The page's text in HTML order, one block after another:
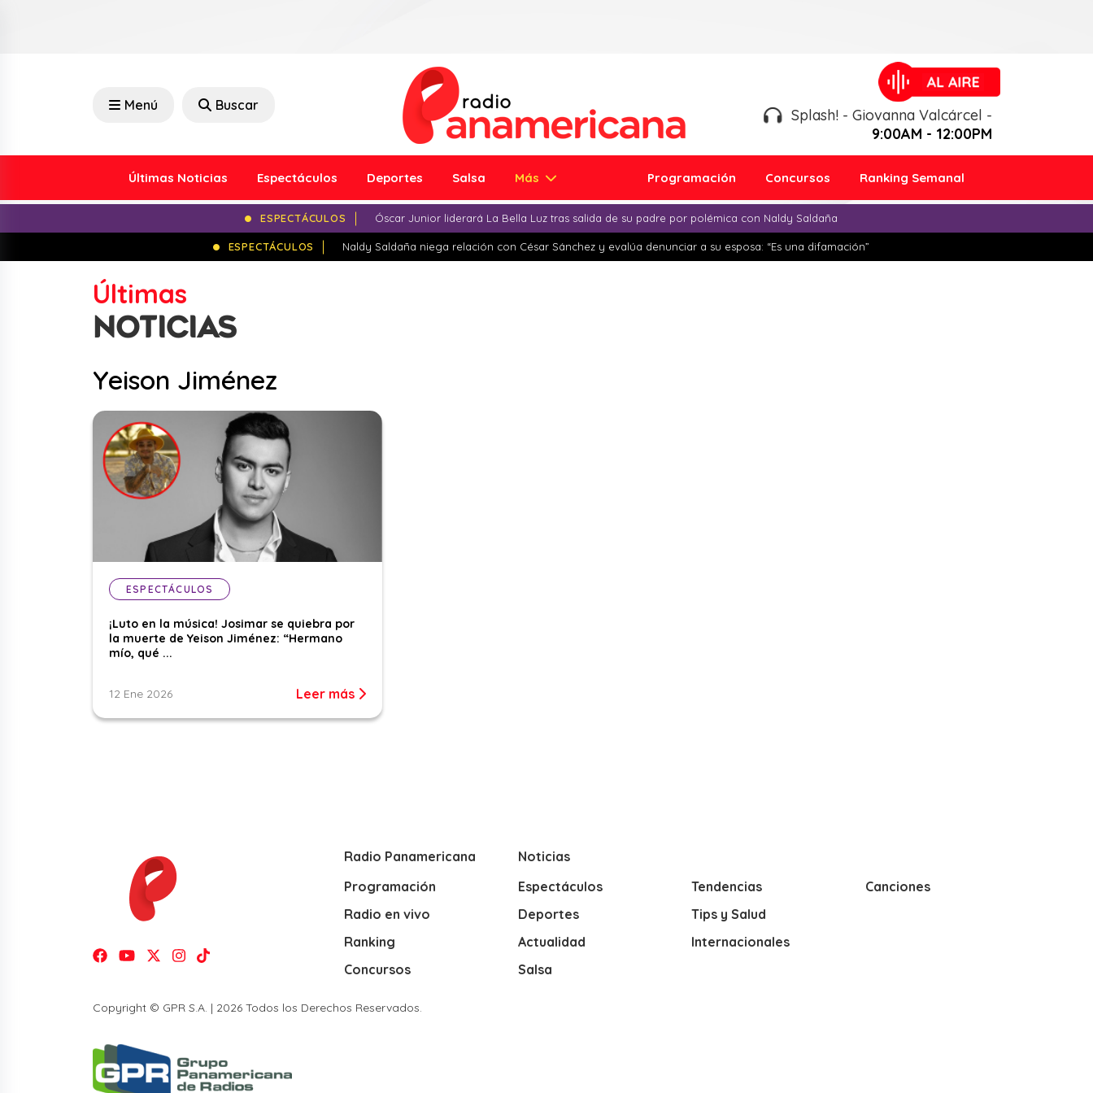
Menú Buscar
Splash! - Giovanna Valcárcel -
9:00AM - 12:00PM
Últimas Noticias Espectáculos Deportes Salsa Más Programación Concursos Ranking Semanal
ESPECTÁCULOS Óscar Junior liderará La Bella Luz tras salida de su padre por polémica con Naldy Saldaña
ESPECTÁCULOS Naldy Saldaña niega relación con César Sánchez y evalúa denunciar a su esposa: “Es una difamación”
Últimas
NOTICIAS
Yeison Jiménez
ESPECTÁCULOS
¡Luto en la música! Josimar se quiebra por
la muerte de Yeison Jiménez: “Hermano
mío, qué ...
12 Ene 2026 Leer más
Radio Panamericana
Programación
Radio en vivo
Ranking
Concursos
Noticias
Espectáculos
Deportes
Actualidad
Salsa
Tendencias
Tips y Salud
Internacionales
Canciones
Copyright © GPR S.A. | 2026 Todos los Derechos Reservados.